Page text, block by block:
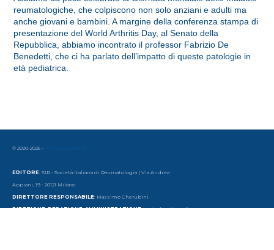
reumatologiche, che colpiscono non solo anziani e adulti ma
anche giovani e bambini. A margine della conferenza stampa di
presentazione del World Arthritis Day, al Senato della
Repubblica, abbiamo incontrato il professor Fabrizio De
Benedetti, che ci ha parlato dell’impatto di queste patologie in
età pediatrica.
© 2020-2025 – Privacy & Cookie
EDITORE: SIR - Società Italiana di Reumatologia | Via Andrea
Appiani, 19 - 20121 Milano
DIRETTORE RESPONSABILE: Massimo Cherubini
DIREZIONE, REDAZIONE, AMMINISTRAZIONE: Società Italiana di